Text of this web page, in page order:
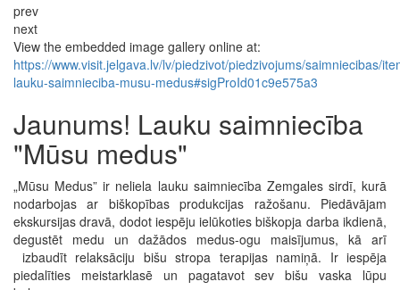
prev
next
View the embedded image gallery online at:
https://www.visit.jelgava.lv/lv/piedzivot/piedzivojums/saimniecibas/
lauku-saimnieciba-musu-medus#sigProId01c9e575a3
Jaunums! Lauku saimniecība
"Mūsu medus"
„Mūsu Medus” ir neliela lauku saimniecība Zemgales sirdī, kurā
nodarbojas ar biškopības produkcijas ražošanu. Piedāvājam
ekskursijas dravā, dodot iespēju ielūkoties biškopja darba ikdienā,
degustēt medu un dažādos medus-ogu maisījumus, kā arī
izbaudīt relaksāciju bišu stropa terapijas namiņā. Ir iespēja
piedalīties meistarklasē un pagatavot sev bišu vaska lūpu